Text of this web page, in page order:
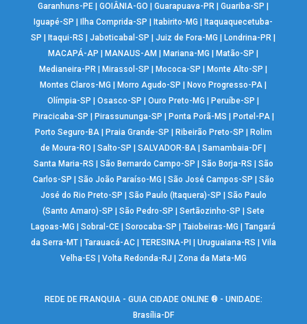
Garanhuns-PE |GOIÂNIA-GO |Guarapuava-PR |Guariba-SP
Iguapé-SP
Ilha Comprida-SP Itabirito-MG
Itaquaquecetuba-
SP
Itaqui-RS |Jaboticabal-SP |Juiz de Fora-MG Londrina-PR
MACAPÁ-AP
MANAUS-AM Mariana-MG Matão-SP
Medianeira-PR
Mirassol-SP Mococa-SP Monte Alto-SP
Montes Claros-MG
Morro Agudo-SP Novo Progresso-PA
Olímpia-SP
|Osasco-SP |Ouro Preto-MG Peruíbe-SP
Piracicaba-SP
Pirassununga-SP Ponta Porã-MS Portel-PA|
Porto Seguro-BA| Praia Grande-SP Ribeirão Preto-SP
Rolim
de Moura-RO
|Salto-SP |SALVADOR-BA |Samambaia-DF
Santa Maria-RS
São Bernardo Campo-SP São Borja-RS
São
Carlos-SP
São João Paraíso-MG São José Campos-SP
São
José do Rio Preto-SP
São Paulo (Itaquera)-SP
São Paulo
(Santo Amaro)-SP
São Pedro-SP Sertãozinho-SP
Sete
Lagoas-MG
|Sobral-CE |Sorocaba-SP |Taiobeiras-MG |Tangará
da Serra-MT| Tarauacá-AC| TERESINA-PI Uruguaiana-RS
Vila
Velha-ES
Volta Redonda-RJ Zona da Mata-MG
REDE DE FRANQUIA - GUIA CIDADE ONLINE ® - UNIDADE:
Brasília-DF